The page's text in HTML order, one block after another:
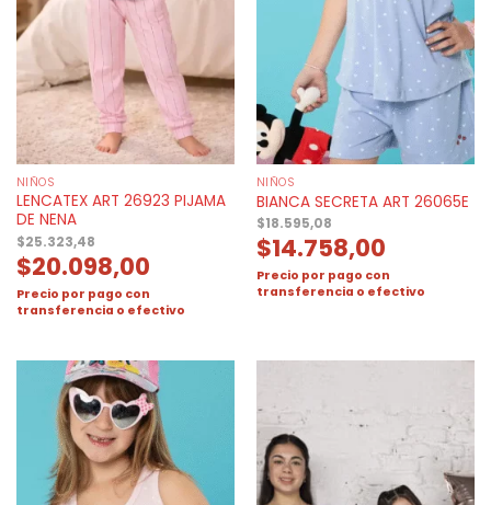
NIÑOS
LENCATEX ART 26923 PIJAMA
DE NENA
$25.323,48
$20.098,00
Precio por pago con
transferencia o efectivo
NIÑOS
BIANCA SECRETA ART 26065E
$18.595,08
$14.758,00
Precio por pago con
transferencia o efectivo